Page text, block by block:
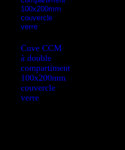
Cuve CCM
à double
compartiment
100x200mm
couvercle
verre